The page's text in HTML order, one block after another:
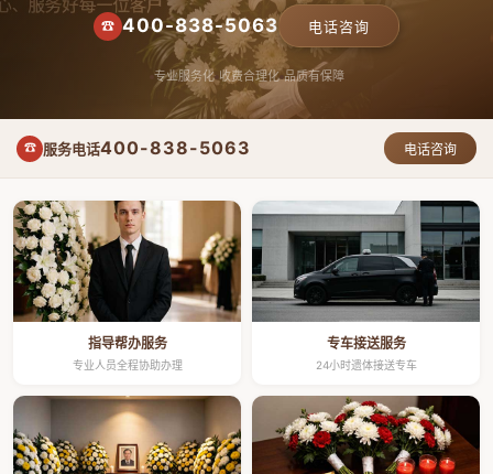
☎ 400-838-5063 电话咨询
专业服务化 收费合理化 品质有保障
☎ 服务电话400-838-5063 电话咨询
指导帮办服务
专业人员全程协助办理
专车接送服务
24小时遗体接送专车